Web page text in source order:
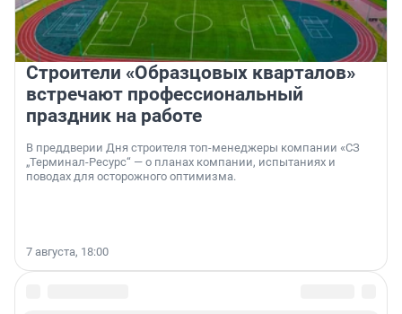
Строители «Образцовых кварталов»
встречают профессиональный
праздник на работе
В преддверии Дня строителя топ-менеджеры компании «СЗ
„Терминал-Ресурс“ — о планах компании, испытаниях и
поводах для осторожного оптимизма.
7 августа, 18:00